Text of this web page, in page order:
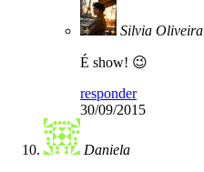
Silvia Oliveira
É show! 😉
responder
30/09/2015
Daniela